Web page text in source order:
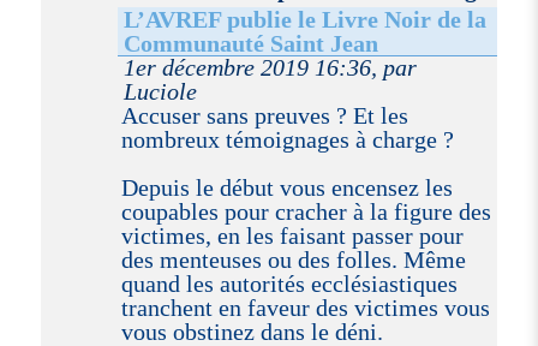
L’AVREF publie le Livre Noir de la
Communauté Saint Jean
1er décembre 2019 16:36, par
Luciole
Accuser sans preuves ? Et les
nombreux témoignages à charge ?
Depuis le début vous encensez les
coupables pour cracher à la figure des
victimes, en les faisant passer pour
des menteuses ou des folles. Même
quand les autorités ecclésiastiques
tranchent en faveur des victimes vous
vous obstinez dans le déni.